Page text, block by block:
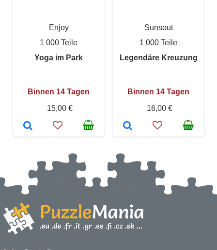
Enjoy
1 000 Teile
Yoga im Park
Binnen 14 Tagen
15,00 €
Sunsout
1 000 Teile
Legendäre Kreuzung
Binnen 14 Tagen
16,00 €